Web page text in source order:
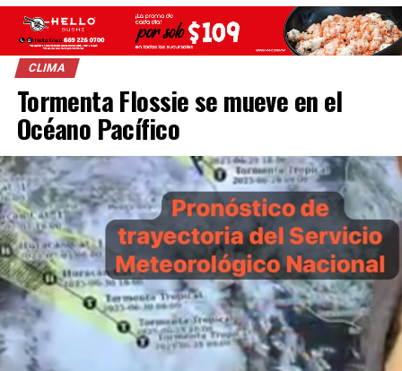
CLIMA
Tormenta Flossie se mueve en el
Océano Pacífico